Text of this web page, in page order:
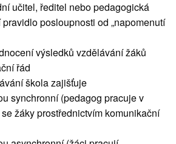
učitel, ředitel nebo pedagogická
posloupnosti od „napomenutí
výsledků vzdělávání žáků
řád
škola zajišťuje
synchronní (pedagog pracuje v
žáky prostřednictvím komunikační